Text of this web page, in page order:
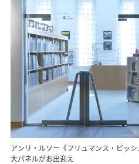
アンリ・ルソー《フリュマンス・ビッ
大パネルがお出迎え